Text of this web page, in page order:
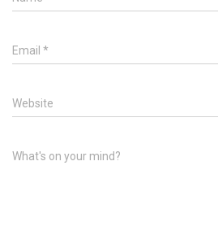
Email *
Website
What's on your mind?